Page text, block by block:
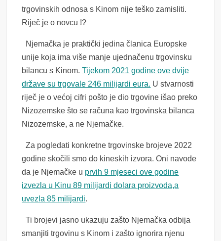
trgovinskih odnosa s Kinom nije teško zamisliti.
Riječ je o novcu !?
Njemačka je praktički jedina članica Europske
unije koja ima više manje ujednačenu trgovinsku
bilancu s Kinom.Tijekom 2021 godine ove dvije
države su trgovale 246 milijardi eura. U stvarnosti
riječ je o većoj cifri pošto je dio trgovine išao preko
Nizozemske što se računa kao trgovinska bilanca
Nizozemske, a ne Njemačke.
Za pogledati konkretne trgovinske brojeve 2022
godine skočili smo do kineskih izvora. Oni navode
da je Njemačke u prvih 9 mjeseci ove godine
izvezla u Kinu 89 milijardi dolara proizvoda,a
uvezla 85 milijardi.
Ti brojevi jasno ukazuju zašto Njemačka odbija
smanjiti trgovinu s Kinom i zašto ignorira njenu